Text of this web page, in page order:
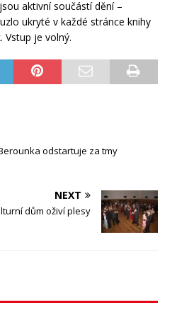
aktivní součástí dění –
ukryté v každé stránce knihy
Vstup je volný.
odstartuje za tmy
NEXT
dům oživí plesy